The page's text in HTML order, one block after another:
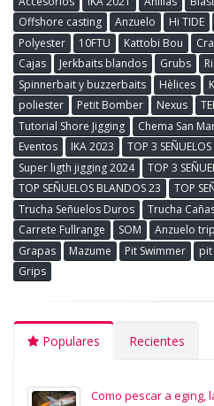
Offshore casting
Anzuelo Hi TIDE
Polyester
10FTU Kattobi Bou
Cajas
Jerkbaits blandos Grubs
Spinnerbait y buzzerbaits
Hèlices
poliester
Petit Bomber Nexus
Tutorial Shore Jigging
Chema San
Eventos
IKA 2023
TOP 3
Super ligth jigging 2024
TOP 3
TOP SEÑUELOS BLANDOS 23
TOP
Trucha Señuelos Duros
Trucha
Carrete Fullrange
SOM Anzuelo
Grapas
Mazume Pit Swimmer
Grips
Populares Recientes
Como pescar a eging,